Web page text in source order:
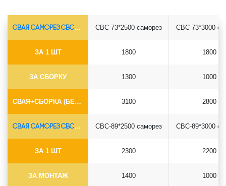
СВАЯ САМОРЕЗ СВС-Ø73*5.5
ЗА 1 ШТ
ЗА СБОРКУ
СВАЯ+СБОРКА (БЕЗ ОГОЛОВКА)
СВС-73*2500 саморез
1800
1300
3100
СВС-73*3000
1800
1000
2800
СВАЯ САМОРЕЗ СВС-Ø89*6.5
ЗА 1 ШТ
ЗА МОНТАЖ
СВС-89*2500 саморез
2300
1400
СВС-89*3000
2200
1000